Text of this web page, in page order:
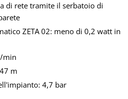
di rete tramite il serbatoio di
ZETA 02: meno di 0,2 watt in
min
m
4,7 bar